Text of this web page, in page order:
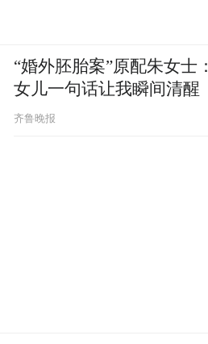
“婚外胚胎案”原配朱女士：
女儿一句话让我瞬间清醒
齐鲁晚报